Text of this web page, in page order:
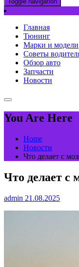
Главная
Тюнинг
Марки и модели
Советы
Обзор авто
Запчасти
Новости
You Are Here
Home
Новости
Что делает с
Что делает с
admin 21.08.2025